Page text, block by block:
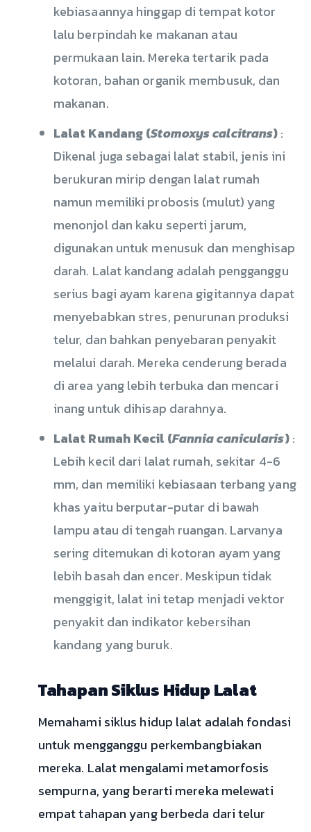
kebiasaannya hinggap di tempat kotor
lalu berpindah ke makanan atau
permukaan lain. Mereka tertarik pada
kotoran, bahan organik membusuk, dan
makanan.
Lalat Kandang (Stomoxys calcitrans):
Dikenal juga sebagai lalat stabil, jenis ini
berukuran mirip dengan lalat rumah
namun memiliki probosis (mulut) yang
menonjol dan kaku seperti jarum,
digunakan untuk menusuk dan menghisap
darah. Lalat kandang adalah pengganggu
serius bagi ayam karena gigitannya dapat
menyebabkan stres, penurunan produksi
telur, dan bahkan penyebaran penyakit
melalui darah. Mereka cenderung berada
di area yang lebih terbuka dan mencari
inang untuk dihisap darahnya.
Lalat Rumah Kecil (Fannia canicularis):
Lebih kecil dari lalat rumah, sekitar 4-6
mm, dan memiliki kebiasaan terbang yang
khas yaitu berputar-putar di bawah
lampu atau di tengah ruangan. Larvanya
sering ditemukan di kotoran ayam yang
lebih basah dan encer. Meskipun tidak
menggigit, lalat ini tetap menjadi vektor
penyakit dan indikator kebersihan
kandang yang buruk.
Tahapan Siklus Hidup Lalat
Memahami siklus hidup lalat adalah fondasi
untuk mengganggu perkembangbiakan
mereka. Lalat mengalami metamorfosis
sempurna, yang berarti mereka melewati
empat tahapan yang berbeda dari telur